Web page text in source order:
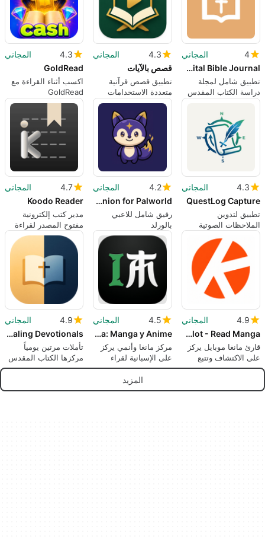
4
المجاني
Digible: Digital Bible Journal
تطبيق شامل لمجلة
دراسة الكتاب المقدس
4.3
المجاني
قصص بالآيات
تطبيق قصص قرآنية
متعددة الاستخدامات
وإنشاء الفيديو
4.3
المجاني
GoldRead
اكسب أثناء القراءة مع
GoldRead
4.3
المجاني
QuestLog Capture
تطبيق لتدوين
الملاحظات الصوتية
مدعوم بالذكاء
الاصطناعي
4.2
المجاني
Paldex: Companion for Palworld
رفيق شامل للاعبي
بالورلد
4.7
المجاني
Koodo Reader
مدير كتب إلكترونية
مفتوح المصدر لقراءة
منظمة عبر الأجهزة
المتعددة
4.9
المجاني
MangaKakalot - Read Manga
قارئ مانغا موبايل يركز
على الاكتشاف وتتبع
الفصول الجارية
4.5
المجاني
InManga: Manga y Anime
مركز مانغا وأنمي يركز
على الإسبانية لقراء
أندرويد
4.9
المجاني
Christian Healing Devotionals
تأملات مرتين يومياً
مركزها الكتاب المقدس
للشفاء والسلام
المزيد